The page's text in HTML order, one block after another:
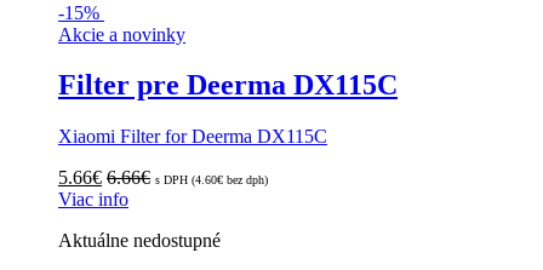
-15%
Akcie a novinky
Filter pre Deerma DX115C
Xiaomi Filter for Deerma DX115C
5.66€ 6.66€ s DPH (4.60€ bez dph)
Viac info
Aktuálne nedostupné